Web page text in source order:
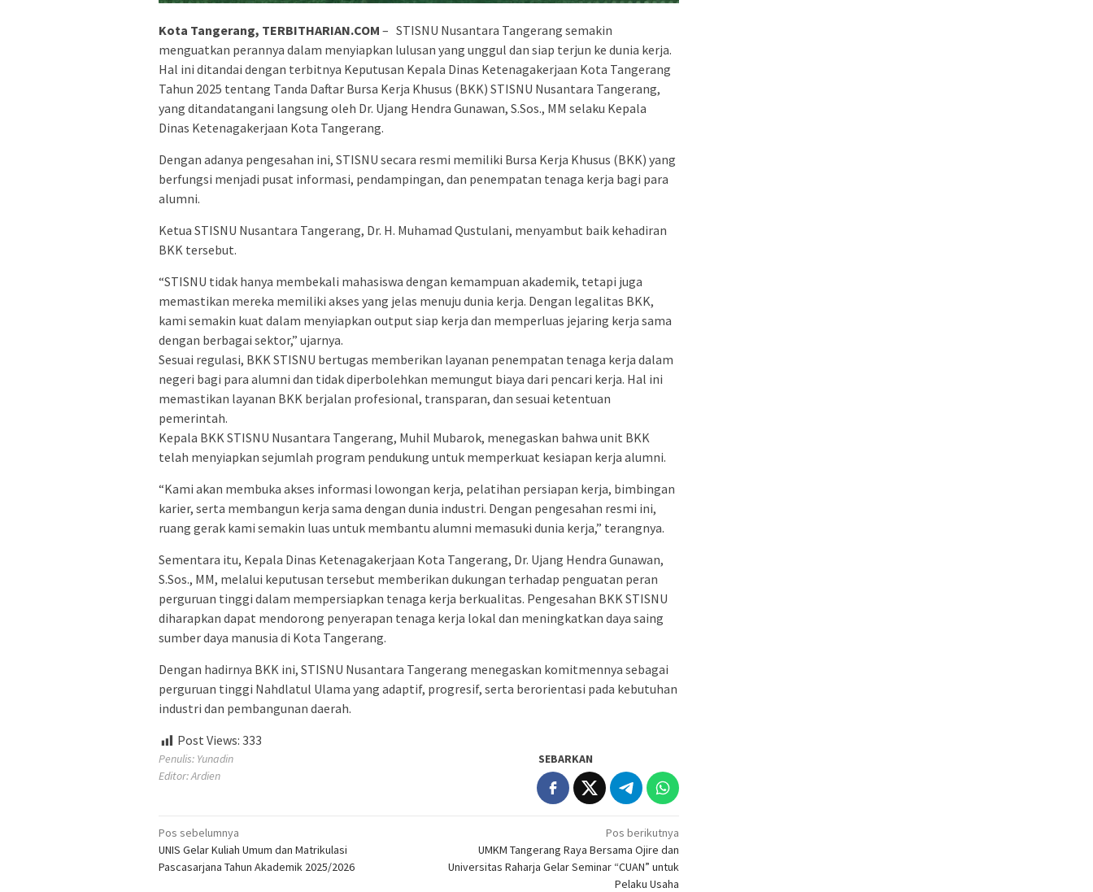
Kota Tangerang, TERBITHARIAN.COM – STISNU Nusantara Tangerang semakin
menguatkan perannya dalam menyiapkan lulusan yang unggul dan siap terjun ke dunia kerja.
Hal ini ditandai dengan terbitnya Keputusan Kepala Dinas Ketenagakerjaan Kota Tangerang
Tahun 2025 tentang Tanda Daftar Bursa Kerja Khusus (BKK) STISNU Nusantara Tangerang,
yang ditandatangani langsung oleh Dr. Ujang Hendra Gunawan, S.Sos., MM selaku Kepala
Dinas Ketenagakerjaan Kota Tangerang.
Dengan adanya pengesahan ini, STISNU secara resmi memiliki Bursa Kerja Khusus (BKK) yang
berfungsi menjadi pusat informasi, pendampingan, dan penempatan tenaga kerja bagi para
alumni.
Ketua STISNU Nusantara Tangerang, Dr. H. Muhamad Qustulani, menyambut baik kehadiran
BKK tersebut.
“STISNU tidak hanya membekali mahasiswa dengan kemampuan akademik, tetapi juga
memastikan mereka memiliki akses yang jelas menuju dunia kerja. Dengan legalitas BKK,
kami semakin kuat dalam menyiapkan output siap kerja dan memperluas jejaring kerja sama
dengan berbagai sektor,” ujarnya.
Sesuai regulasi, BKK STISNU bertugas memberikan layanan penempatan tenaga kerja dalam
negeri bagi para alumni dan tidak diperbolehkan memungut biaya dari pencari kerja. Hal ini
memastikan layanan BKK berjalan profesional, transparan, dan sesuai ketentuan
pemerintah.
Kepala BKK STISNU Nusantara Tangerang, Muhil Mubarok, menegaskan bahwa unit BKK
telah menyiapkan sejumlah program pendukung untuk memperkuat kesiapan kerja alumni.
“Kami akan membuka akses informasi lowongan kerja, pelatihan persiapan kerja, bimbingan
karier, serta membangun kerja sama dengan dunia industri. Dengan pengesahan resmi ini,
ruang gerak kami semakin luas untuk membantu alumni memasuki dunia kerja,” terangnya.
Sementara itu, Kepala Dinas Ketenagakerjaan Kota Tangerang, Dr. Ujang Hendra Gunawan,
S.Sos., MM, melalui keputusan tersebut memberikan dukungan terhadap penguatan peran
perguruan tinggi dalam mempersiapkan tenaga kerja berkualitas. Pengesahan BKK STISNU
diharapkan dapat mendorong penyerapan tenaga kerja lokal dan meningkatkan daya saing
sumber daya manusia di Kota Tangerang.
Dengan hadirnya BKK ini, STISNU Nusantara Tangerang menegaskan komitmennya sebagai
perguruan tinggi Nahdlatul Ulama yang adaptif, progresif, serta berorientasi pada kebutuhan
industri dan pembangunan daerah.
Post Views: 333
Penulis: Yunadin
Editor: Ardien
SEBARKAN
Navigasi
pos
Pos sebelumnya
UNIS Gelar Kuliah Umum dan Matrikulasi
Pascasarjana Tahun Akademik 2025/2026
Pos berikutnya
UMKM Tangerang Raya Bersama Ojire dan
Universitas Raharja Gelar Seminar “CUAN” untuk
Pelaku Usaha